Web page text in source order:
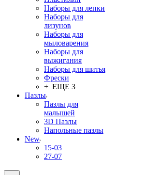
Наборы для лепки
Наборы для
лизунов
Наборы для
мыловарения
Наборы для
выжигания
Наборы для шитья
Фрески
+ ЕЩЕ 3
Пазлы
Пазлы для
малышей
3D Пазлы
Напольные пазлы
New
15-03
27-07